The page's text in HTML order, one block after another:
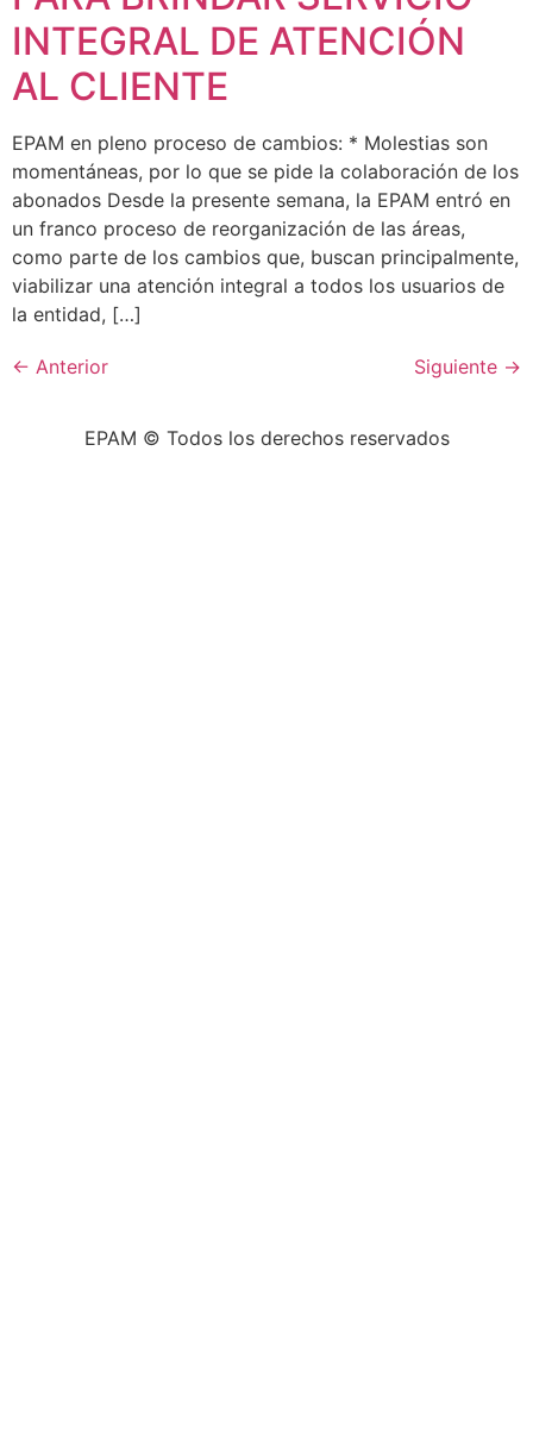
INTEGRAL DE ATENCIÓN
AL CLIENTE
EPAM en pleno proceso de cambios: * Molestias son
momentáneas, por lo que se pide la colaboración de los
abonados Desde la presente semana, la EPAM entró en
un franco proceso de reorganización de las áreas,
como parte de los cambios que, buscan principalmente,
viabilizar una atención integral a todos los usuarios de
la entidad, […]
← Anterior Siguiente →
EPAM © Todos los derechos reservados